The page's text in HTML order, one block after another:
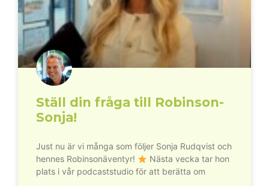
Ställ din fråga till Robinson-
Sonja!
Just nu är vi många som följer Sonja Rudqvist och
hennes Robinsonäventyr!
Nästa vecka tar hon
plats i vår podcaststudio för att berätta om